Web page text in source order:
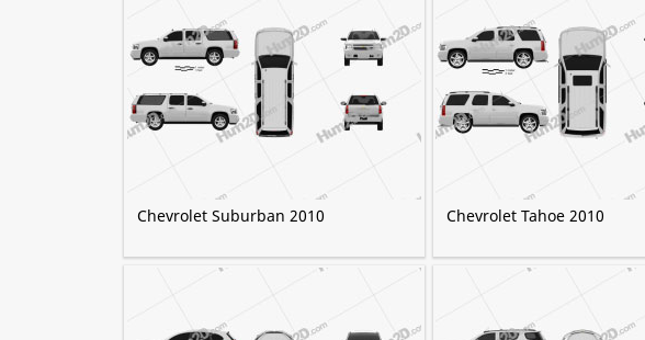
Chevrolet Suburban 2010 Chevrolet Tahoe 2010